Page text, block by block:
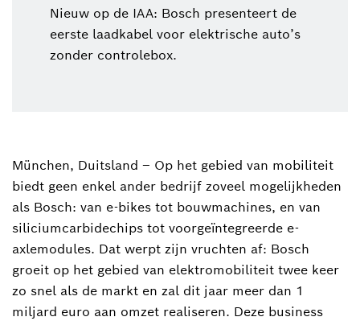
Nieuw op de IAA: Bosch presenteert de
eerste laadkabel voor elektrische auto’s
zonder controlebox.
München, Duitsland – Op het gebied van mobiliteit
biedt geen enkel ander bedrijf zoveel mogelijkheden
als Bosch: van e-bikes tot bouwmachines, en van
siliciumcarbidechips tot voorgeïntegreerde e-
axlemodules. Dat werpt zijn vruchten af: Bosch
groeit op het gebied van elektromobiliteit twee keer
zo snel als de markt en zal dit jaar meer dan 1
miljard euro aan omzet realiseren. Deze business